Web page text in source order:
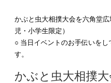
かぶと虫大相撲大会を六角堂
児・小学生限定）
○ 当日イベントのお手伝いを
す。
かぶと虫大相撲大